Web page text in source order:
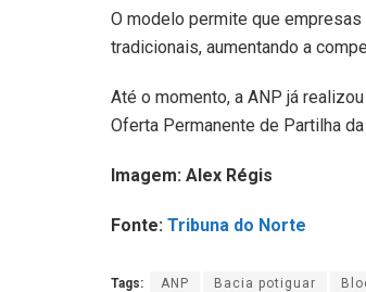
O modelo permite que
tradicionais, aumentando a
Até o momento, a ANP já
Oferta Permanente de Partilha
Imagem: Alex Régis
Fonte: Tribuna do Norte
Tags: ANP Bacia potiguar